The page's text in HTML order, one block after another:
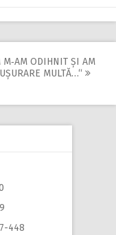
M‑AM ODIHNIT ȘI AM
MULTĂ…“
448